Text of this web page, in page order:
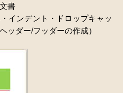
書
インデント・ドロップキャッ
ッダー/フッダーの作成）